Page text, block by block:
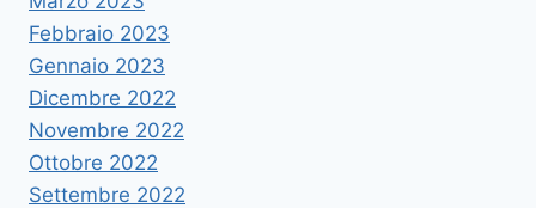
Febbraio 2023
Gennaio 2023
Dicembre 2022
Novembre 2022
Ottobre 2022
Settembre 2022